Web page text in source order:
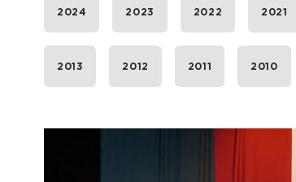
2024 2023 2022 2021
2013 2012 2011 2010